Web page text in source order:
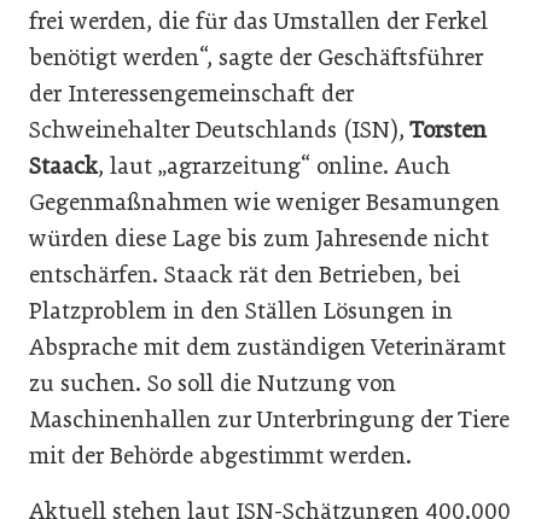
frei werden, die für das Umstallen der Ferkel
benötigt werden“, sagte der Geschäftsführer
der Interessengemeinschaft der
Schweinehalter Deutschlands (ISN),Torsten
Staack, laut „agrarzeitung“ online. Auch
Gegenmaßnahmen wie weniger Besamungen
würden diese Lage bis zum Jahresende nicht
entschärfen. Staack rät den Betrieben, bei
Platzproblem in den Ställen Lösungen in
Absprache mit dem zuständigen Veterinäramt
zu suchen. So soll die Nutzung von
Maschinenhallen zur Unterbringung der Tiere
mit der Behörde abgestimmt werden.
Aktuell stehen laut ISN-Schätzungen 400.000